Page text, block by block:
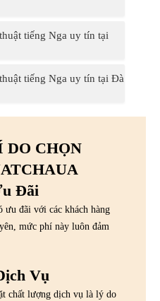
tiếng Nga uy tín tại
tiếng Nga uy tín tại Đà
DO CHỌN
Đãi
ưu đãi với các khách hàng
mức phí này luôn đảm
Vụ
chất lượng dịch vụ là lý do